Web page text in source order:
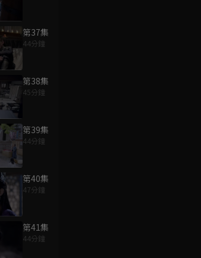
第37集
44分鐘
第38集
45分鐘
第39集
44分鐘
第40集
47分鐘
第41集
44分鐘